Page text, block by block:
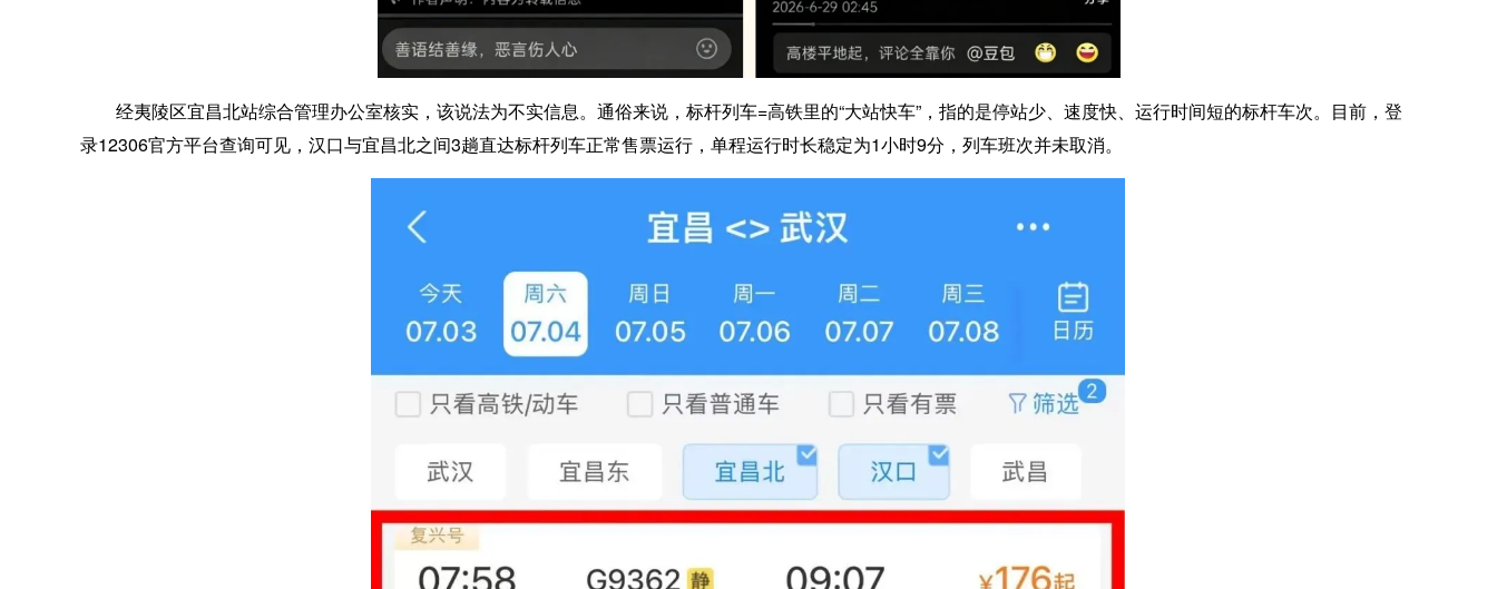
经夷陵区宜昌北站综合管理办公室核实，该说法为不实信息。通俗来说，标杆列车=高铁里的“大站快车”，指的是停站少、速度快、运行时间短的标杆车次。目前，登
录12306官方平台查询可见，汉口与宜昌北之间3趟直达标杆列车正常售票运行，单程运行时长稳定为1小时9分，列车班次并未取消。